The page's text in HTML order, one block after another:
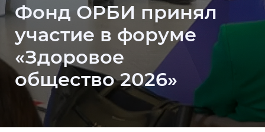
Фонд ОРБИ принял
участие в форуме
«Здоровое
общество 2026»